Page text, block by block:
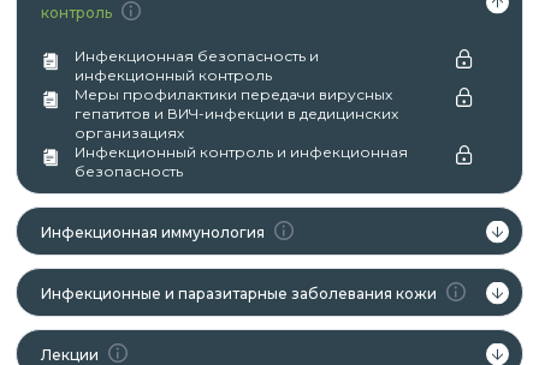
контроль
Инфекционная безопасность и
инфекционный контроль
Меры профилактики передачи вирусных
гепатитов и ВИЧ-инфекции в дедицинских
организациях
Инфекционный контроль и инфекционная
безопасность
Инфекционная иммунология
Инфекционные и паразитарные заболевания кожи
Лекции